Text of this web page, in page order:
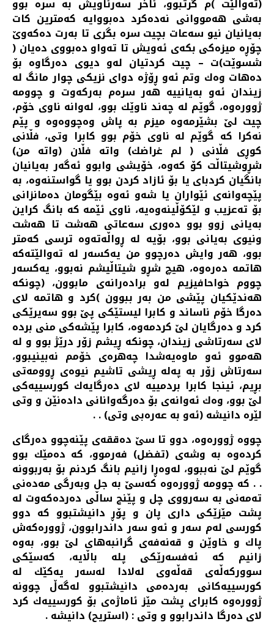
(ته‌والێت )م گرتبوو، ئاخر سه‌رئاویش به‌ سره‌ بوو
به‌شی هه‌مووانی نه‌ده‌كرد ده‌بووایه‌ كه‌مترین كات
به‌یانیان نیو سه‌عات بچیت سره‌ بگری تا به‌رت ده‌كه‌وێ
چۆڕه‌ میزه‌كی بكه‌ی ئه‌ویش تا ته‌واو ده‌بووی ده‌یان (
شسوێت)ت – چیت كردتیان له‌و دیوی ده‌رگاوه‌ بۆ
ده‌هات وه‌ك وتم ئه‌و ڕۆژه‌ دوای نزیكی چوار مانگ له‌
زیندان ئه‌و به‌یانییه‌ هه‌ر سره‌م به‌ركه‌وت و چوومه‌
ژووره‌وه‌، گوێم له‌ چه‌ند ناوێك بوو، له‌وانه‌ ناوی خۆم،
چیت لێ بشێرمه‌وه‌ میزم به‌ پاش‌ وه‌چووه‌وه‌ و پێم
نه‌كرا كه‌ گوێم له‌ ناوی خۆم بوو كابرا وتی، فڵانی
كوڕی فڵانی ( لم غراضك) واته‌ فڵان (واته‌ من)
شڕوشیتاڵت كۆ كه‌وه‌، خۆیشی وابوو ئه‌گه‌ر به‌یانیان
بانگیان كردبای یا بۆ ئازاد كردن بوو یا گواستنه‌وه‌، به‌
پێچه‌وانه‌ی ئێواران یا شه‌و ئه‌وه‌ بێگومان ده‌مانزانی
بۆ ته‌عزیب و لێكۆڵینه‌وه‌یه‌، ناوی ئێمه‌ كه‌ بانگ كراین
به‌یانی زوو بوو ده‌وری سه‌عاتی هه‌شت تا هه‌شت
ونیوی به‌یانی بوو، بۆیه‌ له‌ ڕواڵه‌ته‌وه‌ ترسی كه‌متر
بوو، هه‌ر وایش ده‌رچوو من یه‌كسه‌ر له‌ ته‌والێته‌كه‌
هاتمه‌ ده‌ره‌وه‌، هیچ شڕو شیتاڵیشم نه‌بوو، یه‌كسه‌ر
چووم خواحافیزیم له‌و براده‌رانه‌ی مابوون، (چونكه‌
هه‌ندێكیان پێشی من به‌ر ببوون )كرد و هاتمه‌ لای
ده‌رگا خۆم ناساند و كابرا لیستێكی پێ بوو سه‌یرێكی
كرد و ده‌رگایان لێ كردمه‌وه‌، كابرا پێشه‌كی منی برده‌
لای سه‌رتاشی زیندان، چونكه‌ ڕیشم زۆر درێژ بوو و له‌
هه‌موو ئه‌و ماوه‌یه‌شدا چه‌هره‌ی خۆمم نه‌بینیبوو،
سه‌رتاش زۆر به‌ په‌له‌ ڕیشی تاشیم نیوه‌ی ڕوومه‌تی
بڕیم، ئینجا كابرا بردمییه‌ لای ده‌رگایه‌ك كورسییه‌كی
لێ بوو، وه‌ك ئه‌وانه‌ی بۆ ده‌رگه‌وانانی داده‌نێن و وتی
لێره‌ دانیشه‌ (ئه‌و به‌ عه‌ره‌بی وتی) . .
چووه‌ ژووره‌وه‌، دوو تا سێ ده‌ققه‌ی پێنه‌چوو ده‌رگای
كرده‌وه‌ به‌ وشه‌ی (تفضل) فه‌رموو، كه‌ ده‌مێك بوو
گوێم لێ نه‌ببوو، له‌وه‌ڕا زانیم بانگ كردنم بۆ به‌ربوونه‌
. . كه‌ چوومه‌ ژووره‌وه‌ كه‌سێ به‌ جل وبه‌رگی مه‌ده‌نی
ته‌مه‌نی به‌ سه‌رووی چل و پێنج ساڵی ده‌رده‌كه‌وت له‌
پشت مێزێكی داری پان و پۆڕ دانیشتبوو كه‌ دوو
كورسی له‌م سه‌ر و ئه‌و سه‌ر داندرابوون، ژووره‌كه‌ش
پاك و خاوێن و قه‌نه‌فه‌ی گرانبه‌های لێ بوو، به‌وه‌
زانیم كه‌ ئه‌فسه‌رێكی پله‌ باڵایه‌، كه‌سێكی
سووركه‌ڵه‌ی قه‌ڵه‌وی له‌لادا له‌سه‌ر یه‌كێك له‌
كورسییه‌كانی به‌رده‌می دانیشتبوو له‌گه‌ڵ چوونه‌
ژووره‌وه‌ كابرای پشت مێز ئاماژه‌ی بۆ كورسییه‌ك كرد
لای ده‌رگا داندرابوو و وتی : (استریح) دانیشه‌ .